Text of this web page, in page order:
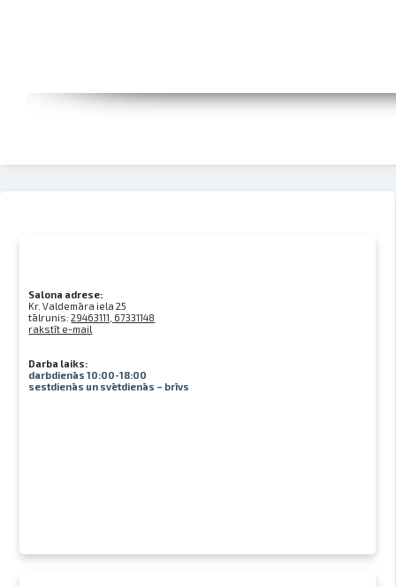
Salona adrese:
Kr. Valdemāra iela 25
tālrunis:29463111, 67331148
rakstīt e-mail
Darba laiks:
darbdienās 10:00-18:00
sestdienās un svētdienās – brīvs